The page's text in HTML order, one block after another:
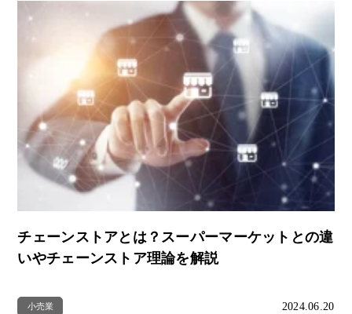
チェーンストアとは？スーパーマーケットとの違
いやチェーンストア理論を解説
小売業 2024.06.20